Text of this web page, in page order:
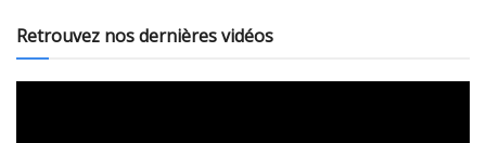
Retrouvez nos dernières vidéos